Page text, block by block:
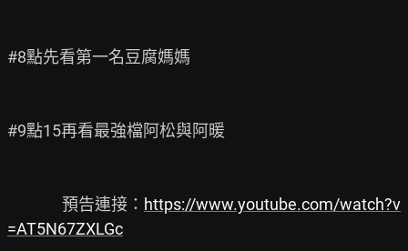
#8點先看第一名豆腐媽媽
#9點15再看最強檔阿松與阿暖
               預告連接：
https://www.youtube.com/watch?v
=AT5N67ZXLGc